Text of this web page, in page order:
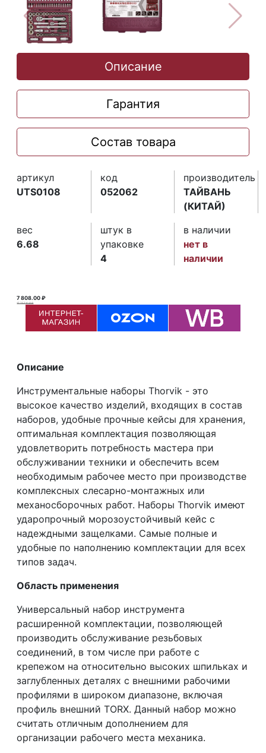
Описание
Гарантия
Состав товара
артикул
UTS0108
код
052062
производитель
ТАЙВАНЬ
(КИТАЙ)
вес
6.68
штук в
упаковке
4
в наличии
нет в
наличии
7 808.00 ₽
17 757.10 ₽ ₽
Описание
Инструментальные наборы Thorvik - это
высокое качество изделий, входящих в состав
наборов, удобные прочные кейсы для хранения,
оптимальная комплектация позволяющая
удовлетворить потребность мастера при
обслуживании техники и обеспечить всем
необходимым рабочее место при производстве
комплексных слесарно-монтажных или
механосборочных работ. Наборы Thorvik имеют
ударопрочный морозоустойчивый кейс с
надеждными защелками. Самые полные и
удобные по наполнению комплектации для всех
типов задач.
Область применения
Универсальный набор инструмента
расширенной комплектации, позволяющей
производить обслуживание резьбовых
соединений, в том числе при работе с
крепежом на относительно высоких шпильках и
заглубленных деталях с внешними рабочими
профилями в широком диапазоне, включая
профиль внешний TORX. Данный набор можно
считать отличным дополнением для
организации рабочего места механика.